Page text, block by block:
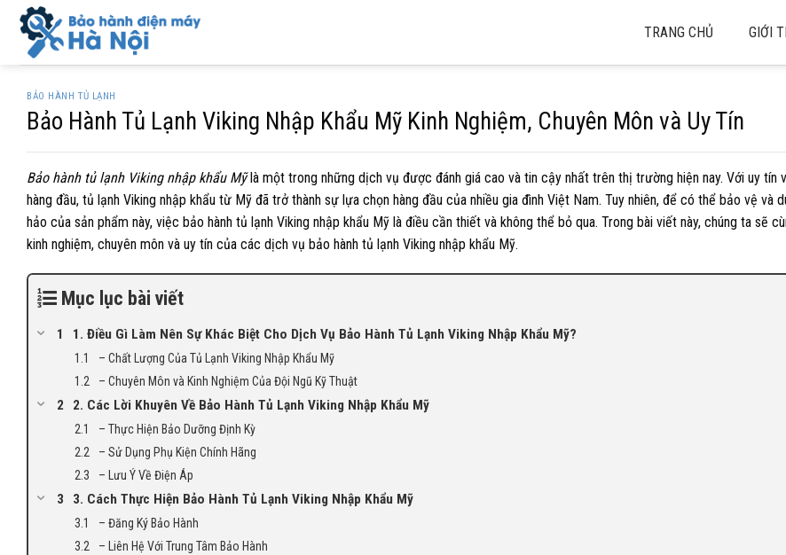
Skip
content
TRANG CHỦ GIỚI
BẢO HÀNH TỦ LẠNH
Bảo Hành Tủ Lạnh Viking Nhập Khẩu Mỹ Kinh Nghiệm, Chuyên Môn và Uy Tín
Bảo hành tủ lạnh Viking nhập khẩu Mỹlà một trong những dịch vụ được đánh giá cao và tin cậy nhất trên thị trường hiện nay. Với uy tín
hàng đầu, tủ lạnh Viking nhập khẩu từ Mỹ đã trở thành sự lựa chọn hàng đầu của nhiều gia đình Việt Nam. Tuy nhiên, để có thể bảo vệ và
hảo của sản phẩm này, việc bảo hành tủ lạnh Viking nhập khẩu Mỹ là điều cần thiết và không thể bỏ qua. Trong bài viết này, chúng ta sẽ
kinh nghiệm, chuyên môn và uy tín của các dịch vụ bảo hành tủ lạnh Viking nhập khẩu Mỹ.
Mục lục bài viết
1. Điều Gì Làm Nên Sự Khác Biệt Cho Dịch Vụ Bảo Hành Tủ Lạnh Viking Nhập Khẩu Mỹ?
– Chất Lượng Của Tủ Lạnh Viking Nhập Khẩu Mỹ
– Chuyên Môn và Kinh Nghiệm Của Đội Ngũ Kỹ Thuật
2. Các Lời Khuyên Về Bảo Hành Tủ Lạnh Viking Nhập Khẩu Mỹ
– Thực Hiện Bảo Dưỡng Định Kỳ
– Sử Dụng Phụ Kiện Chính Hãng
– Lưu Ý Về Điện Áp
3. Cách Thực Hiện Bảo Hành Tủ Lạnh Viking Nhập Khẩu Mỹ
– Đăng Ký Bảo Hành
– Liên Hệ Với Trung Tâm Bảo Hành